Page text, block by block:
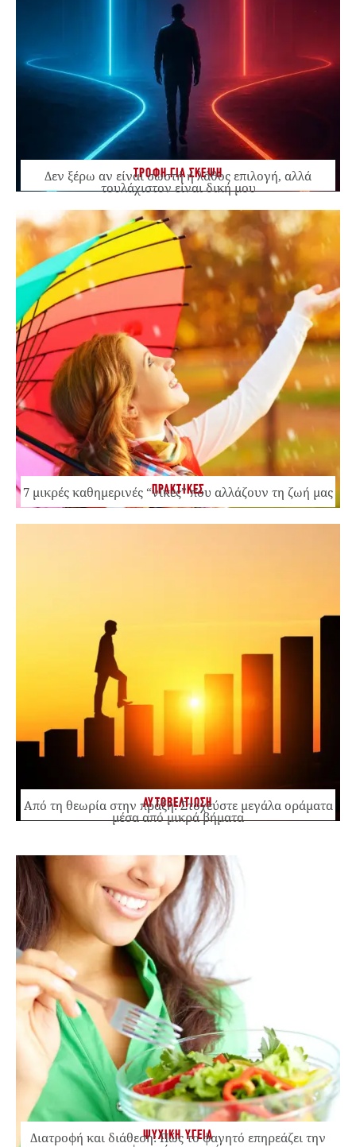
ΤΡΟΦΗ ΓΙΑ ΣΚΕΨΗ
Δεν ξέρω αν είναι σωστή ή λάθος επιλογή, αλλά
τουλάχιστον είναι δική μου
ΠΡΑΚΤΙΚΕΣ
7 μικρές καθημερινές “νίκες” που αλλάζουν τη ζωή μας
ΑΥΤΟΒΕΛΤΙΩΣΗ
Από τη θεωρία στην πράξη: Στοχεύστε μεγάλα οράματα
μέσα από μικρά βήματα
ΨΥΧΙΚΗ ΥΓΕΙΑ
Διατροφή και διάθεση: Πώς το φαγητό επηρεάζει την